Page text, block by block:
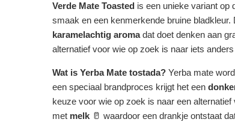
Verde Mate Toasted is een unieke variant op
smaak en een kenmerkende bruine
karamelachtig aromadat doet denken aan
alternatief voor wie op zoek is naar iets
Wat is Yerba Mate tostada? Yerba mate
een speciaal brandproces krijgt het een
keuze voor wie op zoek is naar een
met melk 🥛 waardoor een drankje ontstaat